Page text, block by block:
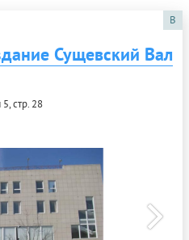
B
Сущевский Вал
стр. 28